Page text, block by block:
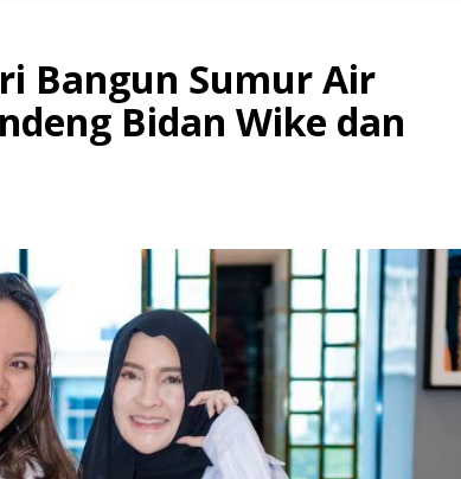
Bangun Sumur Air
Bidan Wike dan